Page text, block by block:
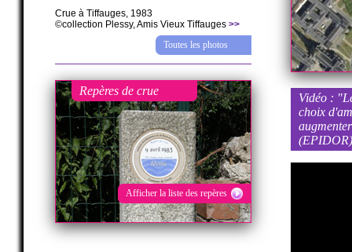
Crue à Tiffauges, 1983
©collection Plessy, Amis Vieux Tiffauges >>
Crue à Saint-Germain-sur-Moine, 2003
>>
Toutes les photos
Repères de crue
Afficher la liste des repères
Vidéo :
choix
(EPIDOR)